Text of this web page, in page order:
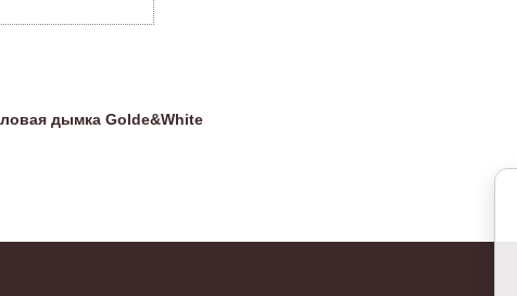
дымка Golde&White
Эти